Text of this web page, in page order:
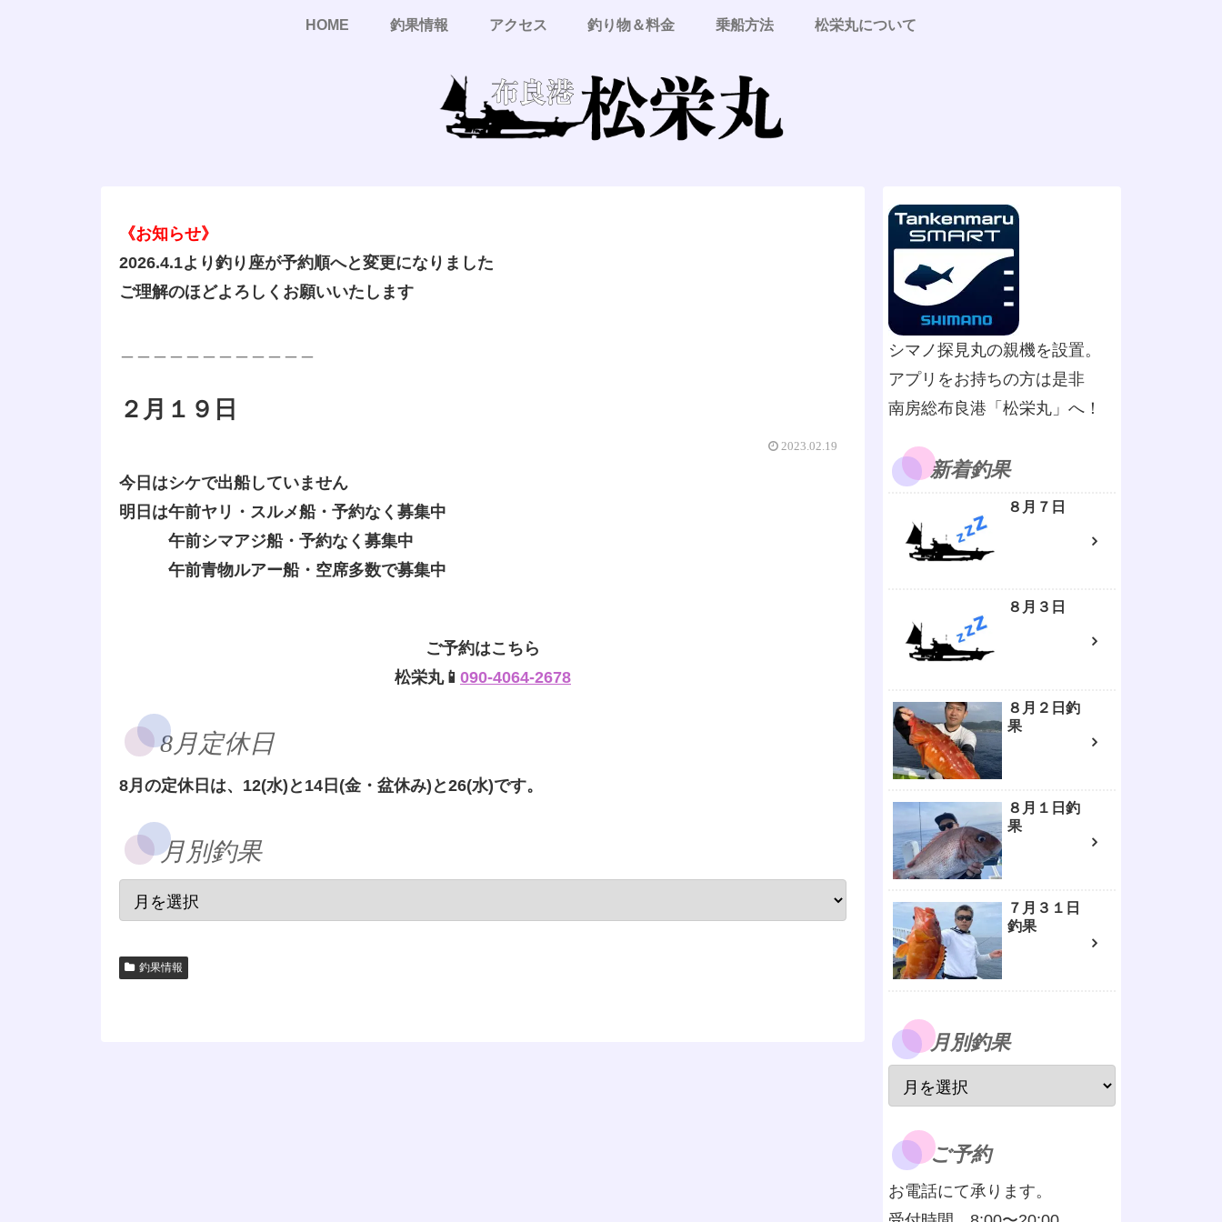
HOME 釣果情報 アクセス 釣り物＆料金 乗船方法 松栄丸について
《お知らせ》
2026.4.1より釣り座が予約順へと変更になりました
ご理解のほどよろしくお願いいたします
２月１９日
2023.02.19
今日はシケで出船していません
明日は午前ヤリ・スルメ船・予約なく募集中
午前シマアジ船・予約なく募集中
午前青物ルアー船・空席多数で募集中
ご予約はこちら
松栄丸📱 090-4064-2678
8月定休日
8月の定休日は、12(水)と14日(金・盆休み)と26(水)です。
月別釣果
釣果情報
シマノ探見丸の親機を設置。
アプリをお持ちの方は是非
南房総布良港「松栄丸」へ！
新着釣果
８月７日
８月３日
８月２日釣
果
８月１日釣
果
７月３１日
釣果
月別釣果
ご予約
お電話にて承ります。